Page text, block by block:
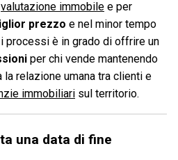
valutazione immobile e per
prezzo e nel minor tempo
processi è in grado di offrire un
per chi vende mantenendo
relazione umana tra clienti e
immobiliari sul territorio.
una data di fine